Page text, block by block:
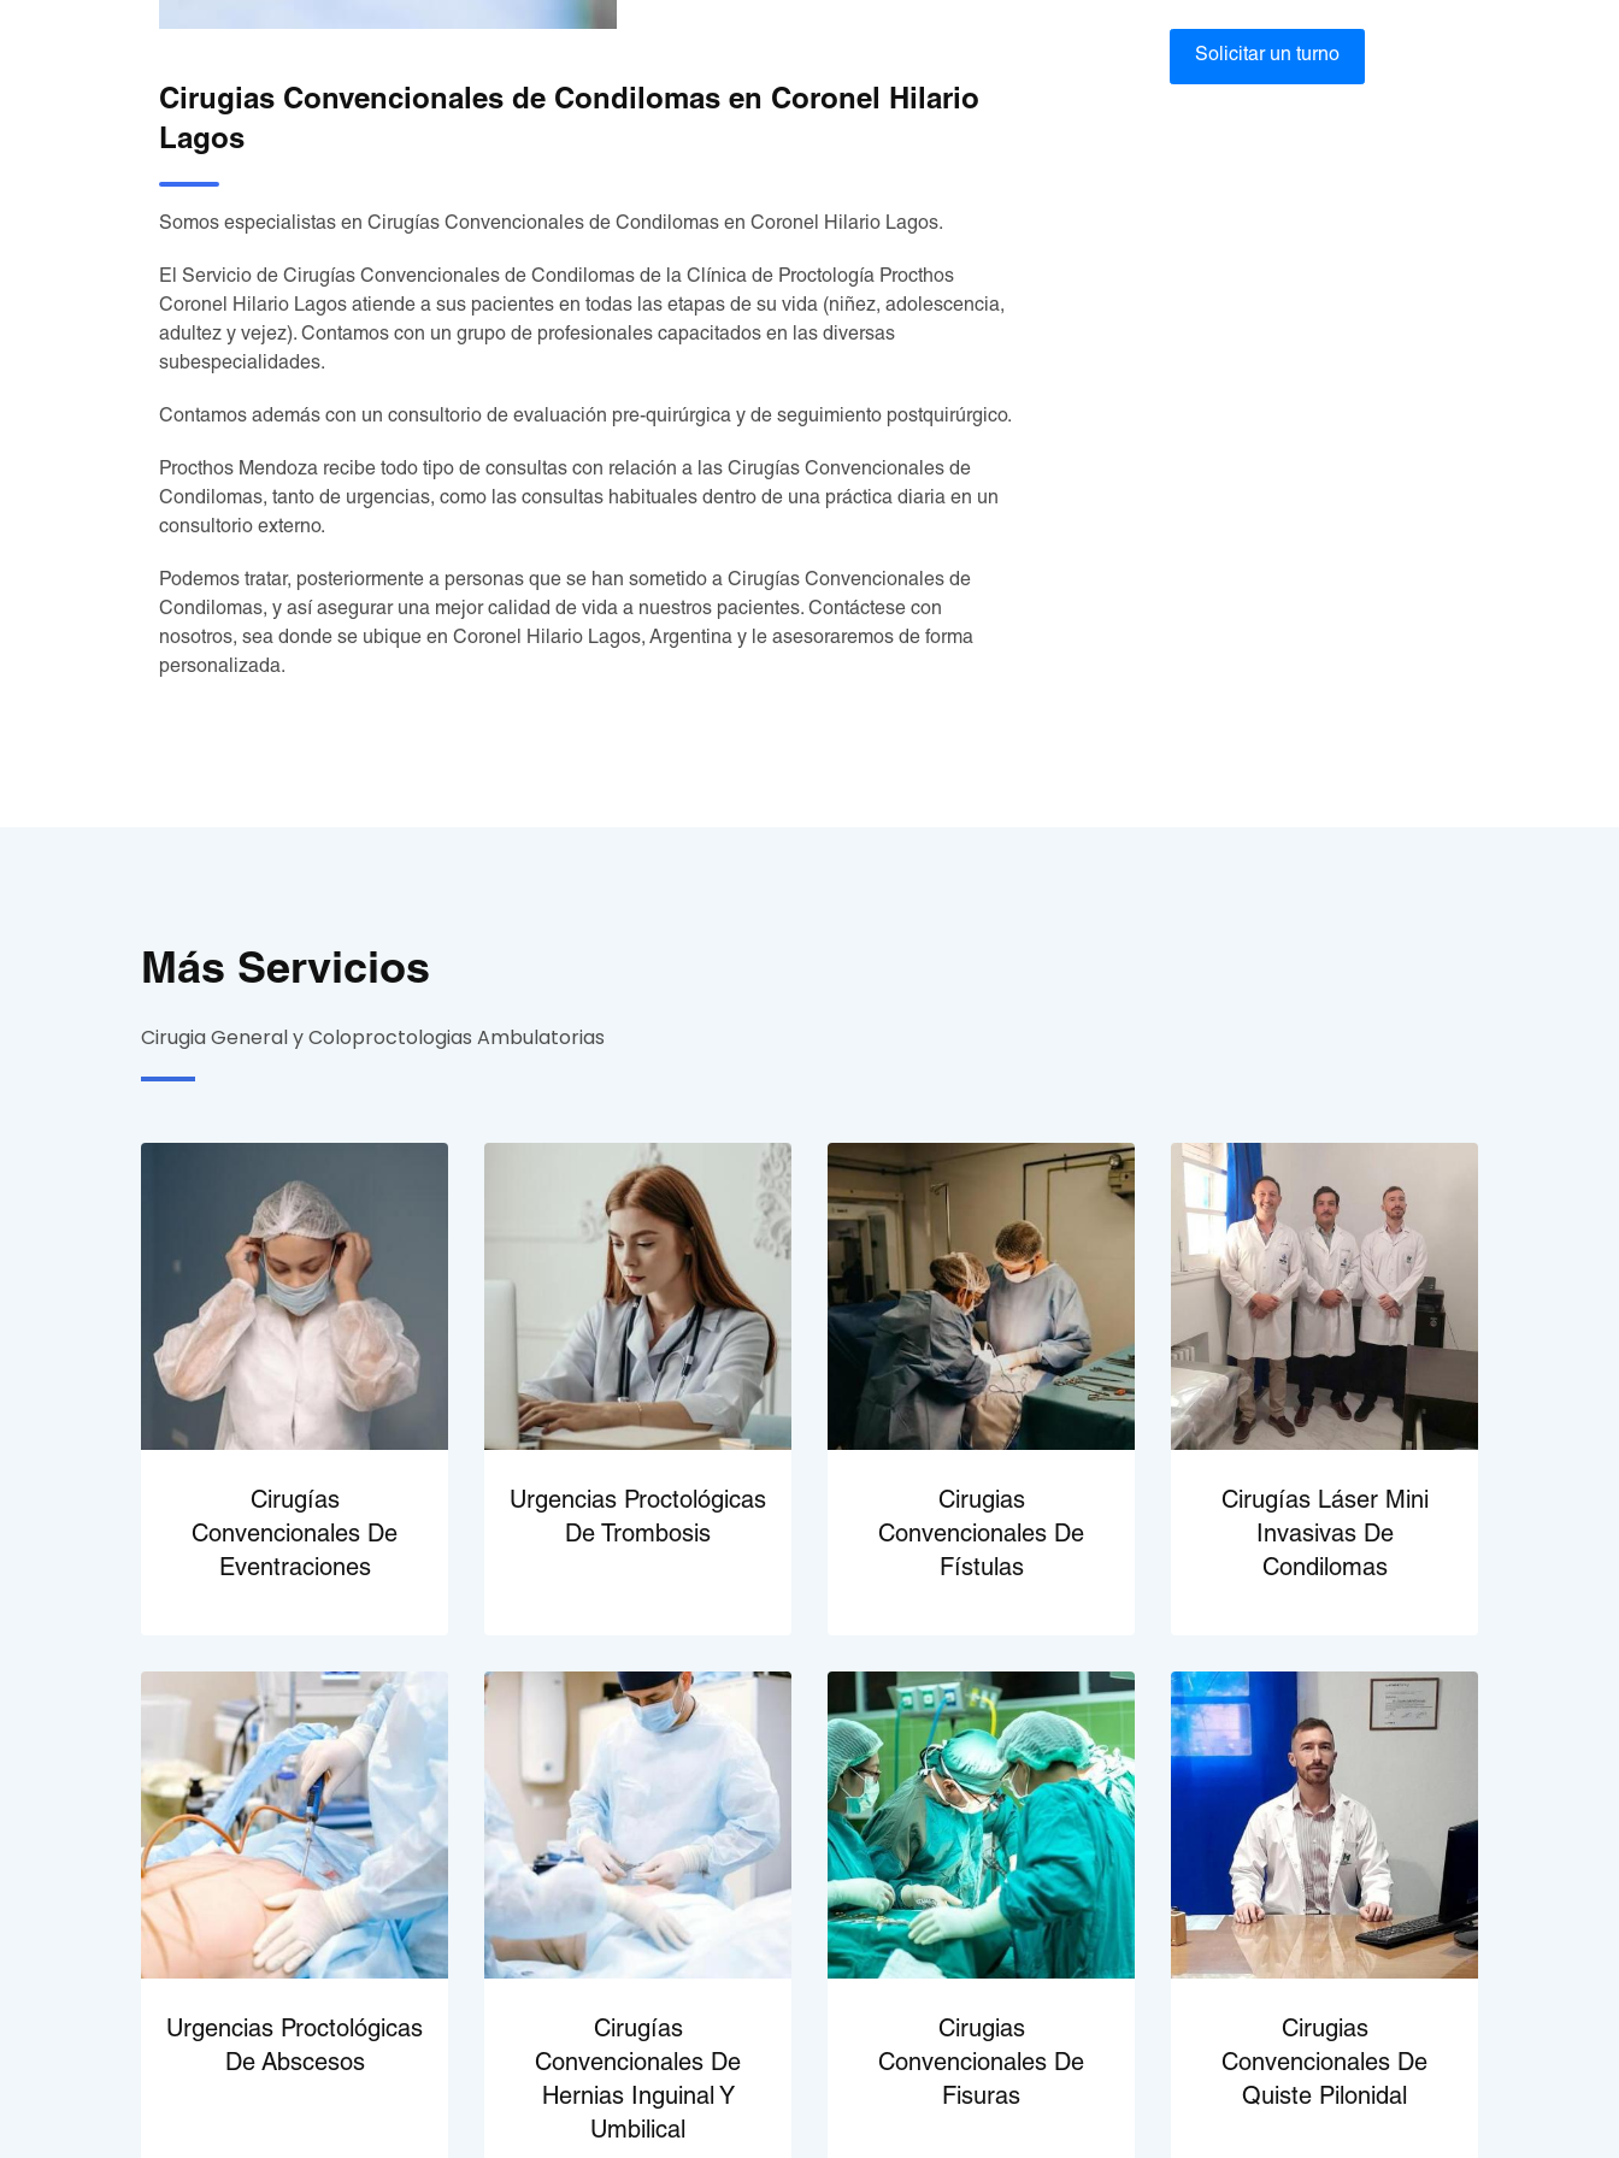
Cirugias Convencionales de Condilomas en Coronel Hilario
Lagos
Somos especialistas en Cirugías Convencionales de Condilomas en Coronel Hilario Lagos.
El Servicio de Cirugías Convencionales de Condilomas de la Clínica de Proctología Procthos
Coronel Hilario Lagos atiende a sus pacientes en todas las etapas de su vida (niñez, adolescencia,
adultez y vejez). Contamos con un grupo de profesionales capacitados en las diversas
subespecialidades.
Contamos además con un consultorio de evaluación pre-quirúrgica y de seguimiento postquirúrgico.
Procthos Mendoza recibe todo tipo de consultas con relación a las Cirugías Convencionales de
Condilomas, tanto de urgencias, como las consultas habituales dentro de una práctica diaria en un
consultorio externo.
Podemos tratar, posteriormente a personas que se han sometido a Cirugías Convencionales de
Condilomas, y así asegurar una mejor calidad de vida a nuestros pacientes. Contáctese con
nosotros, sea donde se ubique en Coronel Hilario Lagos, Argentina y le asesoraremos de forma
personalizada.
Solicitar un turno
Más Servicios
Cirugia General y Coloproctologias Ambulatorias
Cirugías
Convencionales De
Eventraciones
Urgencias Proctológicas
De Trombosis
Cirugias
Convencionales De
Fístulas
Cirugías Láser Mini
Invasivas De
Condilomas
Urgencias Proctológicas
De Abscesos
Cirugías
Convencionales De
Hernias Inguinal Y
Umbilical
Cirugias
Convencionales De
Fisuras
Cirugias
Convencionales De
Quiste Pilonidal